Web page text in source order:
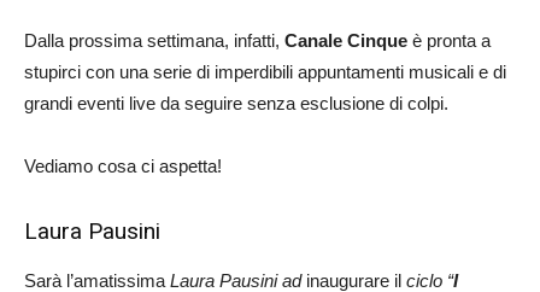
Dalla prossima settimana, infatti, Canale Cinque è pronta a
stupirci con una serie di imperdibili appuntamenti musicali e di
grandi eventi live da seguire senza esclusione di colpi.
Vediamo cosa ci aspetta!
Laura Pausini
Sarà l’amatissima Laura Pausini ad inaugurare il ciclo “I